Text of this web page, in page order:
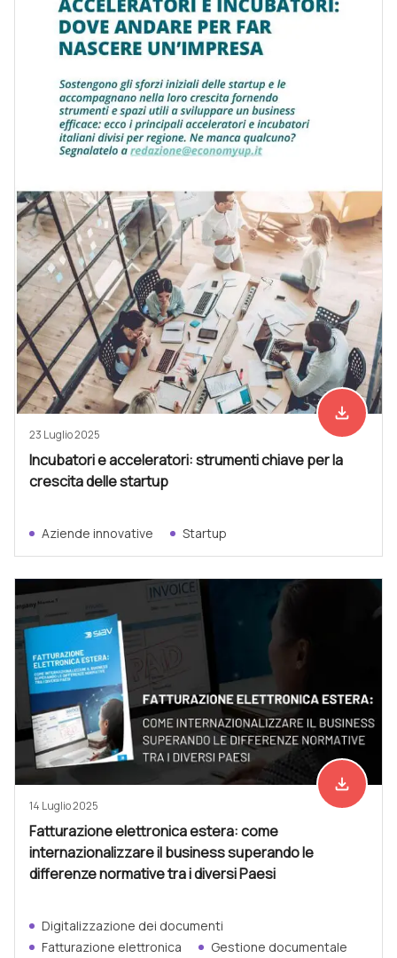
Scarica
file_download
23 Luglio 2025
Incubatori e acceleratori: strumenti chiave per la
crescita delle startup
Aziende innovative Startup
Scarica
file_download
14 Luglio 2025
Fatturazione elettronica estera: come
internazionalizzare il business superando le
differenze normative tra i diversi Paesi
Digitalizzazione dei documenti
Fatturazione elettronica
Gestione documentale